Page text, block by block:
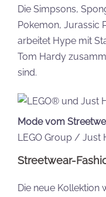
Die Simpsons,
Pokemon, Jurassic
arbeitet Hype mit
Tom Hardy
sind.
Mode vom
LEGO Group / Just
Streetwear-
Die neue